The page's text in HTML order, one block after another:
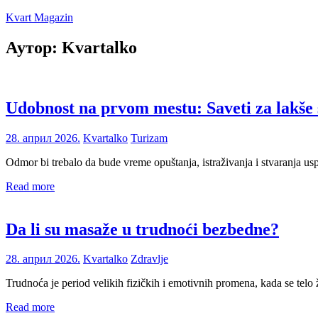
Skip
content
Kvart Magazin
Na
Аутор: Kvartalko
Udobnost na prvom mestu: Saveti za
28. април 2026. Kvartalko Turizam
Odmor bi trebalo da bude vreme opuštanja, istraživanja i stvaranja
Read more
Da li su masaže u trudnoći bezbedne?
28. април 2026. Kvartalko Zdravlje
Trudnoća je period velikih fizičkih i emotivnih promena, kada se
Read more